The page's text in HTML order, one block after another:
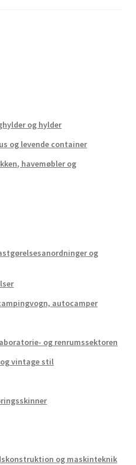
og hylder
og levende container
havemøbler og
og
autocamper
og renrumssektoren
vintage stil
og maskinteknik